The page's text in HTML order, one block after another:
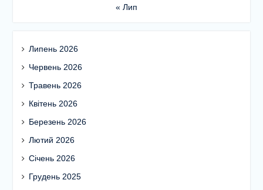
« Лип
Липень 2026
Червень 2026
Травень 2026
Квітень 2026
Березень 2026
Лютий 2026
Січень 2026
Грудень 2025